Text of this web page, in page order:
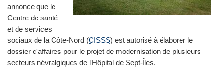
annonce que le
Centre de santé
et de services
sociaux de la Côte-Nord (CISSS) est autorisé à élaborer le
dossier d'affaires pour le projet de modernisation de plusieurs
secteurs névralgiques de l'Hôpital de Sept-Îles.